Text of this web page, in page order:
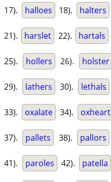
17). halloes 18). halters
21). harslet 22). hartals
25). hollers 26). holster
29). lathers 30). lethals
33). oxalate 34). oxheart
37). pallets 38). pallors
41). paroles 42). patella